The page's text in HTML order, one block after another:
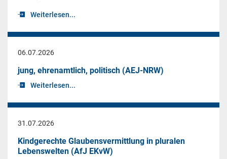
Weiterlesen...
06.07.2026
jung, ehrenamtlich, politisch (AEJ-NRW)
Weiterlesen...
31.07.2026
Kindgerechte Glaubensvermittlung in pluralen
Lebenswelten (AfJ EKvW)